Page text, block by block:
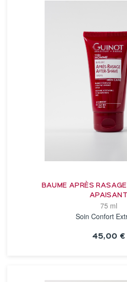
BAUME APRÈS
APAISANT
75 ml
Soin Confort
45,00 €